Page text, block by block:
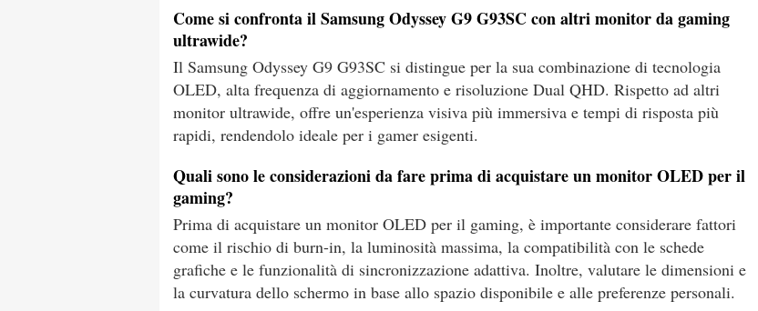
Come si confronta il Samsung Odyssey G9 G93SC con altri monitor da gaming
ultrawide?
Il Samsung Odyssey G9 G93SC si distingue per la sua combinazione di tecnologia
OLED, alta frequenza di aggiornamento e risoluzione Dual QHD. Rispetto ad altri
monitor ultrawide, offre un'esperienza visiva più immersiva e tempi di risposta più
rapidi, rendendolo ideale per i gamer esigenti.
Quali sono le considerazioni da fare prima di acquistare un monitor OLED per il
gaming?
Prima di acquistare un monitor OLED per il gaming, è importante considerare fattori
come il rischio di burn-in, la luminosità massima, la compatibilità con le schede
grafiche e le funzionalità di sincronizzazione adattiva. Inoltre, valutare le dimensioni e
la curvatura dello schermo in base allo spazio disponibile e alle preferenze personali.